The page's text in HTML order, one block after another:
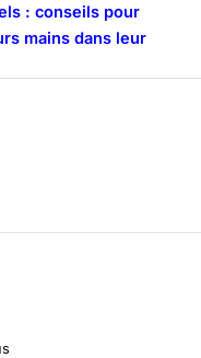
: conseils pour
mains dans leur